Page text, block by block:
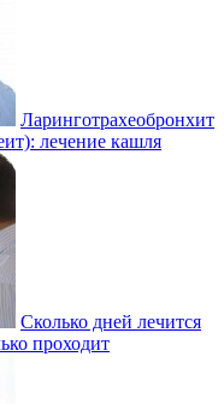
Ларинготрахеобронхит
лечение кашля
Сколько дней лечится
проходит